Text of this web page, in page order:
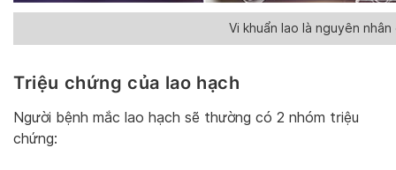
Vi khuẩn lao là nguyên
Triệu chứng của lao hạch
Người bệnh mắc lao hạch sẽ thường có 2 nhóm triệu
chứng: